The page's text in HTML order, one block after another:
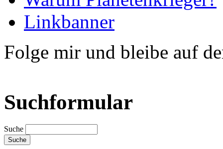
Linkbanner
Folge mir und bleibe auf
Suchformular
Suche